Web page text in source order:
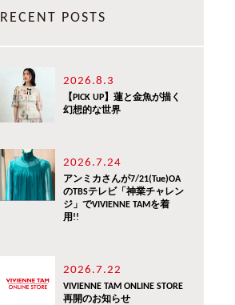
RECENT POSTS
2026.8.3
【PICK UP】蓮と金魚が描く
幻想的な世界
2026.7.24
アンミカさんが7/21(Tue)OA
のTBSテレビ「神業チャレン
ジ」でVIVIENNE TAMを着
用!!
2026.7.22
VIVIENNE TAM ONLINE STORE
再開のお知らせ